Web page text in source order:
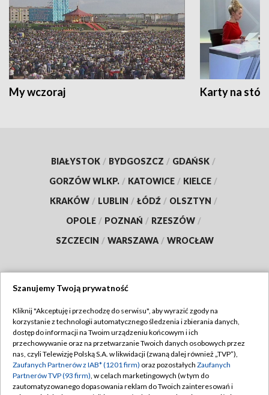
My wczoraj Karty na
BIAŁYSTOK / BYDGOSZCZ / GDAŃSK /
GORZÓW WLKP. / KATOWICE / KIELCE /
KRAKÓW / LUBLIN / ŁÓDŹ / OLSZTYN /
OPOLE / POZNAŃ / RZESZÓW /
SZCZECIN / WARSZAWA / WROCŁAW
TVP
Abonament TVP
Emisja w TVP
Centrum informacji TVP
Regulamin TVP
Polityka prywatności
Moje zgody
Szanujemy Twoją prywatność
Kliknij "Akceptuję i przechodzę do serwisu", aby wyrazić zgody na
korzystanie z technologii automatycznego śledzenia i zbierania danych,
dostęp do informacji na Twoim urządzeniu końcowym i ich
przechowywanie oraz na przetwarzanie Twoich danych osobowych przez
nas, czyli Telewizję Polską S.A. w likwidacji (zwaną dalej również „TVP”),
Zaufanych Partnerów z IAB* (1201 firm) oraz pozostałych Zaufanych
Partnerów TVP (93 firm), w celach marketingowych (w tym do
zautomatyzowanego dopasowania reklam do Twoich zainteresowań i